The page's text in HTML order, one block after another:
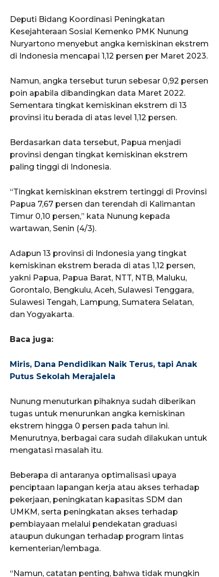
Deputi Bidang Koordinasi Peningkatan
Kesejahteraan Sosial Kemenko PMK Nunung
Nuryartono menyebut angka kemiskinan ekstrem
di Indonesia mencapai 1,12 persen per Maret 2023.
Namun, angka tersebut turun sebesar 0,92 persen
poin apabila dibandingkan data Maret 2022.
Sementara tingkat kemiskinan ekstrem di 13
provinsi itu berada di atas level 1,12 persen.
Berdasarkan data tersebut, Papua menjadi
provinsi dengan tingkat kemiskinan ekstrem
paling tinggi di Indonesia.
“Tingkat kemiskinan ekstrem tertinggi di Provinsi
Papua 7,67 persen dan terendah di Kalimantan
Timur 0,10 persen,” kata Nunung kepada
wartawan, Senin (4/3).
Adapun 13 provinsi di Indonesia yang tingkat
kemiskinan ekstrem berada di atas 1,12 persen,
yakni Papua, Papua Barat, NTT, NTB, Maluku,
Gorontalo, Bengkulu, Aceh, Sulawesi Tenggara,
Sulawesi Tengah, Lampung, Sumatera Selatan,
dan Yogyakarta.
Baca juga:
Miris, Dana Pendidikan Naik Terus, tapi Anak
Putus Sekolah Merajalela
Nunung menuturkan pihaknya sudah diberikan
tugas untuk menurunkan angka kemiskinan
ekstrem hingga 0 persen pada tahun ini.
Menurutnya, berbagai cara sudah dilakukan untuk
mengatasi masalah itu.
Beberapa di antaranya optimalisasi upaya
penciptaan lapangan kerja atau akses terhadap
pekerjaan, peningkatan kapasitas SDM dan
UMKM, serta peningkatan akses terhadap
pembiayaan melalui pendekatan graduasi
ataupun dukungan terhadap program lintas
kementerian/lembaga.
“Namun, catatan penting, bahwa tidak mungkin